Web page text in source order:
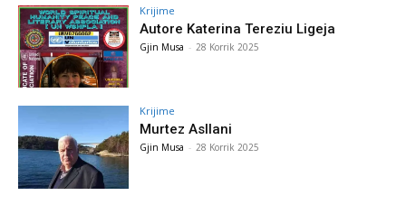
Krijime
Autore Katerina Tereziu Ligeja
Gjin Musa - 28 Korrik 2025
Krijime
Murtez Asllani
Gjin Musa - 28 Korrik 2025